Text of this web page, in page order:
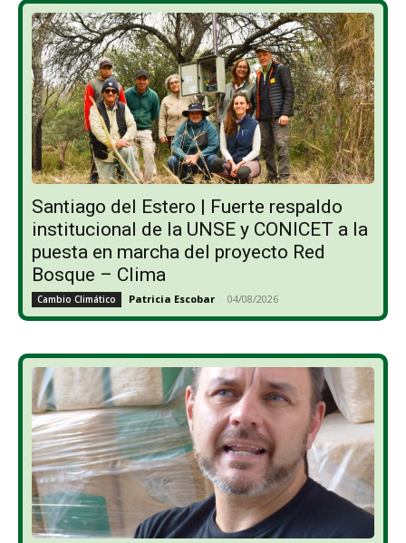
Santiago del Estero | Fuerte respaldo
institucional de la UNSE y CONICET a la
puesta en marcha del proyecto Red
Bosque – Clima
Cambio Climático Patricia Escobar - 04/08/2026